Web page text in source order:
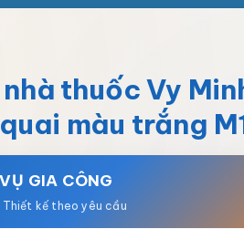
thuốc Vy
màu trắng
GIA CÔNG